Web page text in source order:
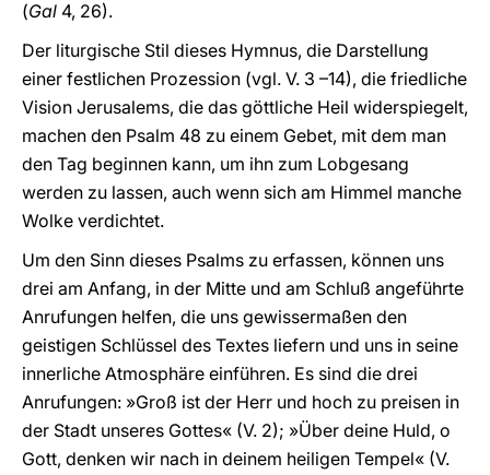
(Gal 4, 26).
Der liturgische Stil dieses Hymnus, die Darstellung
einer festlichen Prozession (vgl. V. 3 –14), die friedliche
Vision Jerusalems, die das göttliche Heil widerspiegelt,
machen den Psalm 48 zu einem Gebet, mit dem man
den Tag beginnen kann, um ihn zum Lobgesang
werden zu lassen, auch wenn sich am Himmel manche
Wolke verdichtet.
Um den Sinn dieses Psalms zu erfassen, können uns
drei am Anfang, in der Mitte und am Schluß angeführte
Anrufungen helfen, die uns gewissermaßen den
geistigen Schlüssel des Textes liefern und uns in seine
innerliche Atmosphäre einführen. Es sind die drei
Anrufungen: »Groß ist der Herr und hoch zu preisen in
der Stadt unseres Gottes« (V. 2); »Über deine Huld, o
Gott, denken wir nach in deinem heiligen Tempel« (V.